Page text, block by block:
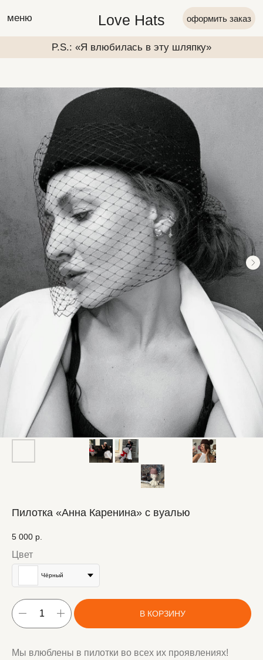
Love Hats
меню оформить заказ
P.S.: «Я влюбилась в эту шляпку» P.S.: «Я
P.S.: «Я влюбилась в эту шляпку» P.S.: «Я
Пилотка «Анна Каренина» с вуалью
5 000 р.
Цвет
Чёрный
В КОРЗИНУ
Мы влюблены в пилотки во всех их проявлениях!